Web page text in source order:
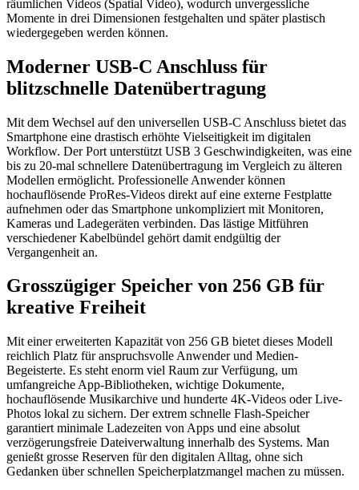
räumlichen Videos (Spatial Video), wodurch unvergessliche
Momente in drei Dimensionen festgehalten und später plastisch
wiedergegeben werden können.
Moderner USB-C Anschluss für
blitzschnelle Datenübertragung
Mit dem Wechsel auf den universellen USB-C Anschluss bietet das
Smartphone eine drastisch erhöhte Vielseitigkeit im digitalen
Workflow. Der Port unterstützt USB 3 Geschwindigkeiten, was eine
bis zu 20-mal schnellere Datenübertragung im Vergleich zu älteren
Modellen ermöglicht. Professionelle Anwender können
hochauflösende ProRes-Videos direkt auf eine externe Festplatte
aufnehmen oder das Smartphone unkompliziert mit Monitoren,
Kameras und Ladegeräten verbinden. Das lästige Mitführen
verschiedener Kabelbündel gehört damit endgültig der
Vergangenheit an.
Grosszügiger Speicher von 256 GB für
kreative Freiheit
Mit einer erweiterten Kapazität von 256 GB bietet dieses Modell
reichlich Platz für anspruchsvolle Anwender und Medien-
Begeisterte. Es steht enorm viel Raum zur Verfügung, um
umfangreiche App-Bibliotheken, wichtige Dokumente,
hochauflösende Musikarchive und hunderte 4K-Videos oder Live-
Photos lokal zu sichern. Der extrem schnelle Flash-Speicher
garantiert minimale Ladezeiten von Apps und eine absolut
verzögerungsfreie Dateiverwaltung innerhalb des Systems. Man
genießt grosse Reserven für den digitalen Alltag, ohne sich
Gedanken über schnellen Speicherplatzmangel machen zu müssen.